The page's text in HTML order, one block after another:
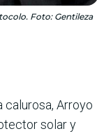
Foto: Gentileza
calurosa, Arroyo
solar y